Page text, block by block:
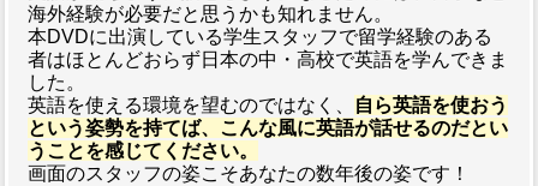
海外経験が必要だと思うかも知れません。
本DVDに出演している学生スタッフで留学経験のある
者はほとんどおらず日本の中・高校で英語を学んできま
した。
英語を使える環境を望むのではなく、
自ら英語を使おう
という姿勢を持てば、こんな風に英語が話せるのだとい
うことを感じてください。
画面のスタッフの姿こそあなたの数年後の姿です！